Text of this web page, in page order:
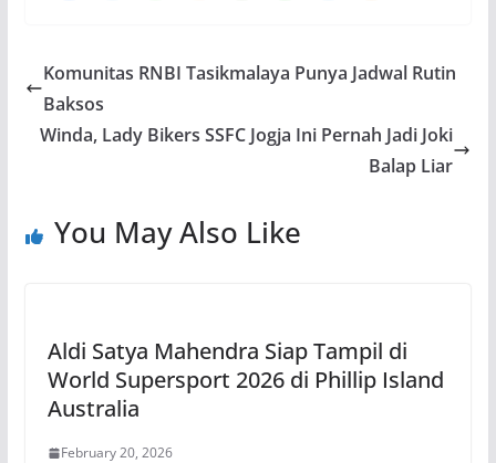
Komunitas RNBI Tasikmalaya Punya Jadwal Rutin
Baksos
Winda, Lady Bikers SSFC Jogja Ini Pernah Jadi Joki
Balap Liar
You May Also Like
Aldi Satya Mahendra Siap Tampil di
World Supersport 2026 di Phillip Island
Australia
February 20, 2026